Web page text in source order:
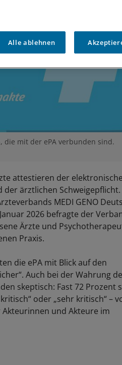
die mit der ePA verbunden sind.
attestieren der
ärztlichen Schweigepflicht.
MEDI GENO
2026 befragte der
Ärzte und
Praxis.
die ePA mit Blick auf den
Auch bei der Wahrung
skeptisch: Fast 72 Prozent
oder „sehr kritisch“ –
und Akteure im
Alle ablehnen